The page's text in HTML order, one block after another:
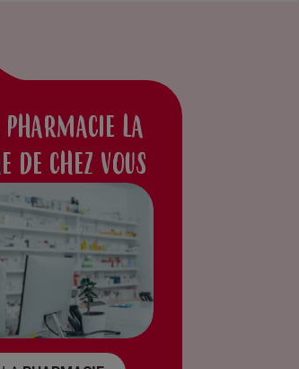
PHARMACIE LA
DE CHEZ VOUS